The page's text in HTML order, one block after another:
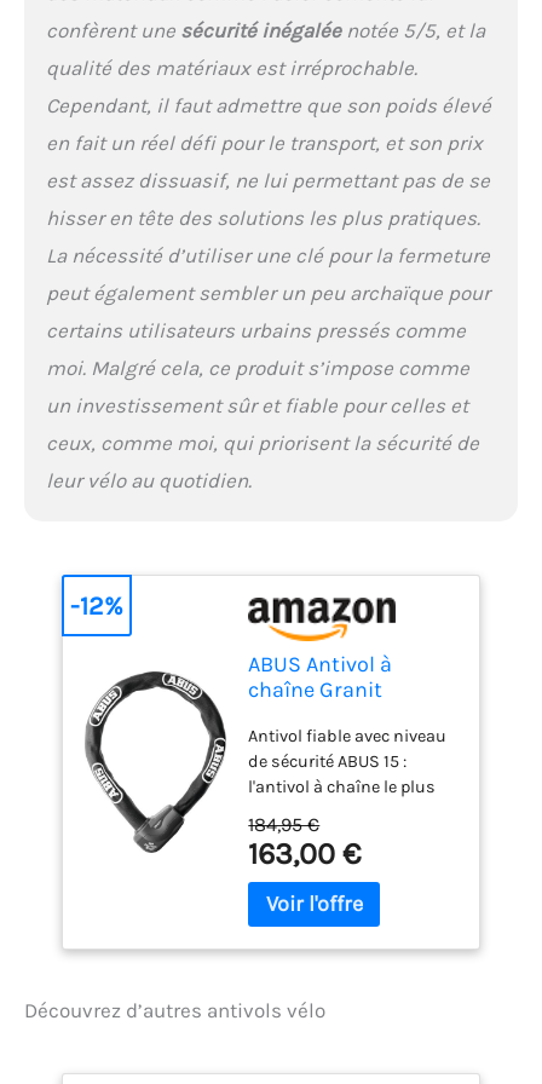
la sécurité mobile, ABUS
définit les normes...
confèrent une sécurité inégaléenotée 5/5, et la
qualité des matériaux est irréprochable.
Cependant, il faut admettre que son poids élevé
en fait un réel défi pour le transport, et son prix
est assez dissuasif, ne lui permettant pas de se
hisser en tête des solutions les plus pratiques.
La nécessité d’utiliser une clé pour la fermeture
peut également sembler un peu archaïque pour
certains utilisateurs urbains pressés comme
moi. Malgré cela, ce produit s’impose comme
un investissement sûr et fiable pour celles et
ceux, comme moi, qui priorisent la sécurité de
leur vélo au quotidien.
ABUS Antivol à
chaîne Granit
- antivol vélo en Acier
trempé - Niveau de
sécurité 15
Antivol fiable avec niveau
de sécurité ABUS 15 :
l'antivol à chaîne le plus
sûr d'ABUS avec une
chaîne hexagonale de 10
mm d'épaisseur protège
votre vélo grâce au
cylindre XPlus d'ABUS et à
et les pièces porteuses du
184,95 €
163,00 €
-12%
Découvrez d’autres antivols vélo